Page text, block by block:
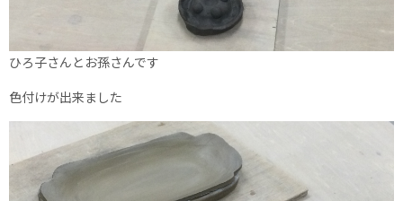
ひろ子さんとお孫さんです
色付けが出来ました